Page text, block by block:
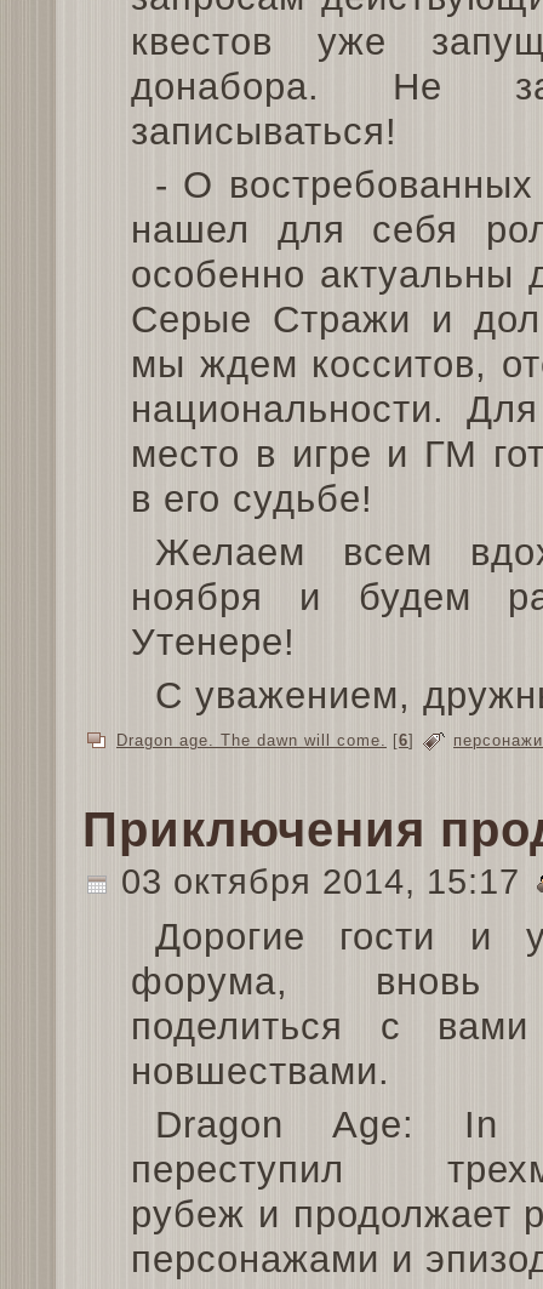
квестов уже
донабора. Не
записываться!
- О
нашел для себя
особенно актуальны
Серые Стражи и
мы ждем косситов,
национальности.
место в игре и ГМ
в его судьбе!
Желаем всем
ноября и будем
Утенере!
С уважением,
Dragon age. The dawn will come. [6] персонажи
Приключения
03 октября 2014, 15:17
Дорогие гости и
форума, вновь
поделиться с
новшествами.
Dragon Age: In
переступил
рубеж и продолжает
персонажами и